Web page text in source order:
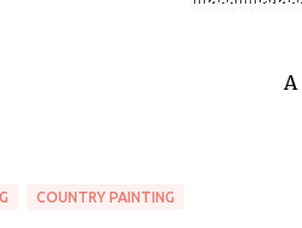
COUNTRY PAINTING